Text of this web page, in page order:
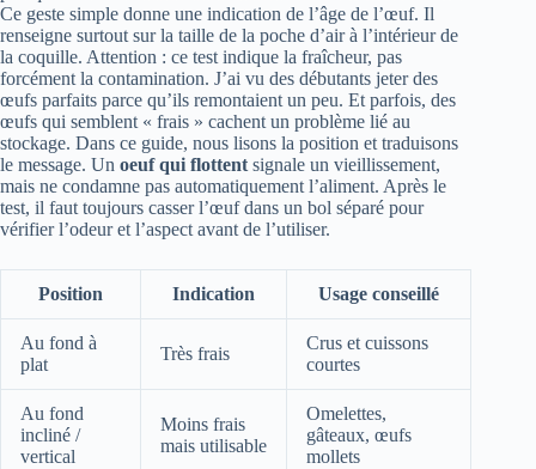
Ce geste simple donne une indication de l’âge de l’œuf. Il
renseigne surtout sur la taille de la poche d’air à l’intérieur de
la coquille. Attention : ce test indique la fraîcheur, pas
forcément la contamination. J’ai vu des débutants jeter des
œufs parfaits parce qu’ils remontaient un peu. Et parfois, des
œufs qui semblent « frais » cachent un problème lié au
stockage. Dans ce guide, nous lisons la position et traduisons
le message. Un oeuf qui flottent signale un vieillissement,
mais ne condamne pas automatiquement l’aliment. Après le
test, il faut toujours casser l’œuf dans un bol séparé pour
vérifier l’odeur et l’aspect avant de l’utiliser.
Position Indication Usage conseillé
Au fond à
plat
Très frais
Crus et cuissons
courtes
Au fond
incliné /
vertical
Moins frais
mais utilisable
Omelettes,
gâteaux, œufs
mollets